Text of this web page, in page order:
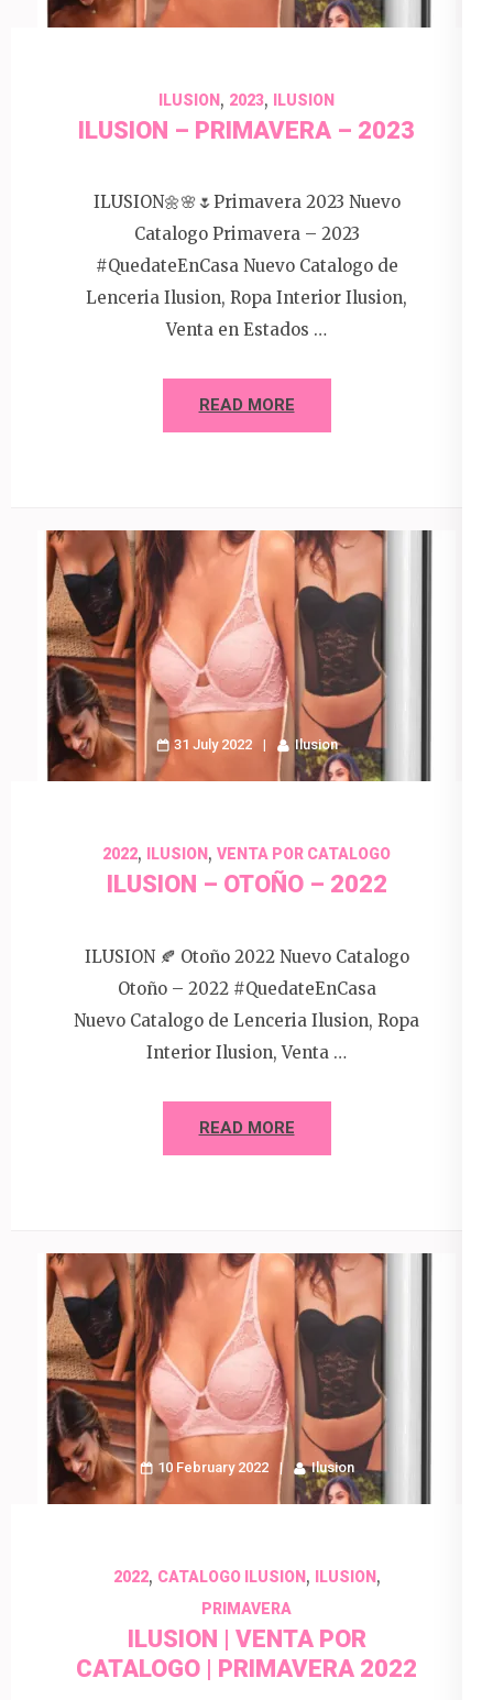
ILUSION, 2023, ILUSION
ILUSION – PRIMAVERA – 2023
ILUSION🌼🌸🌷Primavera 2023 Nuevo
Catalogo Primavera – 2023
#QuedateEnCasa Nuevo Catalogo de
Lenceria Ilusion, Ropa Interior Ilusion,
Venta en Estados …
READ MORE
31 July 2022 Ilusion
2022, ILUSION , VENTA POR CATALOGO
ILUSION – OTOÑO – 2022
ILUSION 🍂 Otoño 2022 Nuevo Catalogo
Otoño – 2022 #QuedateEnCasa
Nuevo Catalogo de Lenceria Ilusion, Ropa
Interior Ilusion, Venta …
READ MORE
10 February 2022 Ilusion
2022, CATALOGO ILUSION, ILUSION,
PRIMAVERA
ILUSION | VENTA POR
CATALOGO | PRIMAVERA 2022